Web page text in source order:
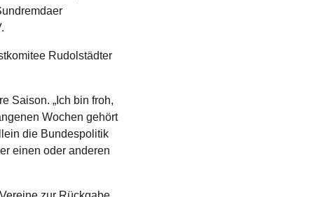
Rudolstädter
Saison. „Ich bin froh,
Wochen gehört
die Bundespolitik
einen oder anderen